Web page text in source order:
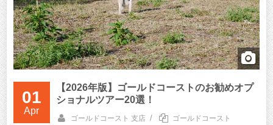
01
Apr
【2026年版】ゴールドコーストのお勧めオプ
ショナルツアー20選！
ゴールドコースト 支店 / ゴールドコースト